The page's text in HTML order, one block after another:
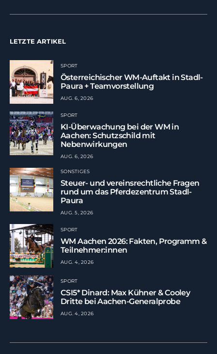
LETZTE ARTIKEL
SPORT
Österreichischer WM-Auftakt in Stadl-
Paura + Teamvorstellung
AUG. 6, 2026
SPORT
KI-Überwachung bei der WM in
Aachen: Schutzschild mit
Nebenwirkungen
AUG. 6, 2026
SONSTIGES
Steuer- und vereinsrechtliche Fragen
rund um das Pferdezentrum Stadl-
Paura
AUG. 5, 2026
SPORT
WM Aachen 2026: Fakten, Programm &
Teilnehmer:innen
AUG. 4, 2026
SPORT
CSI5* Dinard: Max Kühner & Cooley
Dritte bei Aachen-Generalprobe
AUG. 4, 2026